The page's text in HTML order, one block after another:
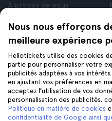
Nous nous efforçons
meilleure expérience
Hellotickets utilise des cookies
partie pour personnaliser votre
publicités adaptées à vos
en ajustant vos préférences en
acceptez l’utilisation de vos
personnalisation des publicités,
Politique en matière de cookies
confidentialité de Google ainsi
À propos de nous
Affiliés
Avis
Confidentialité
Conditions générales
Mentions Légales
Cookies
Aide